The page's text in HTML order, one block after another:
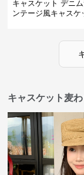
キャスケット デニ
ンテージ風キャスケ
キャスケット麦